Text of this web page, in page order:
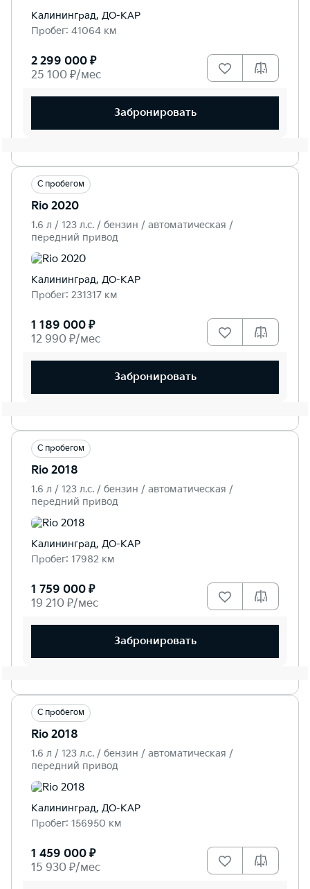
Калининград, ДО-КАР
Пробег: 41064 км
2 299 000 ₽
25 100 ₽/мес
Забронировать
С пробегом
Rio 2020
1.6 л / 123 л.c. / бензин / автоматическая /
передний привод
Калининград, ДО-КАР
Пробег: 231317 км
1 189 000 ₽
12 990 ₽/мес
Забронировать
С пробегом
Rio 2018
1.6 л / 123 л.c. / бензин / автоматическая /
передний привод
Калининград, ДО-КАР
Пробег: 17982 км
1 759 000 ₽
19 210 ₽/мес
Забронировать
С пробегом
Rio 2018
1.6 л / 123 л.c. / бензин / автоматическая /
передний привод
Калининград, ДО-КАР
Пробег: 156950 км
1 459 000 ₽
15 930 ₽/мес